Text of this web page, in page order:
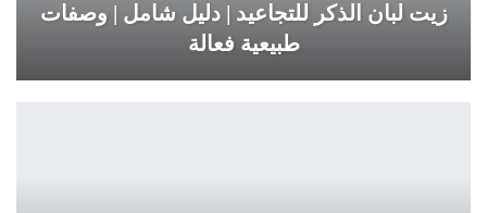
زيت لبان الذكر للتجاعيد | دليل شامل | وصفات
طبيعية فعالة